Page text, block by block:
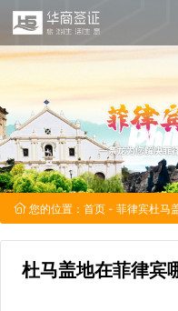
您的位置： 首页 - 菲律宾杜马
杜马盖地在菲律宾